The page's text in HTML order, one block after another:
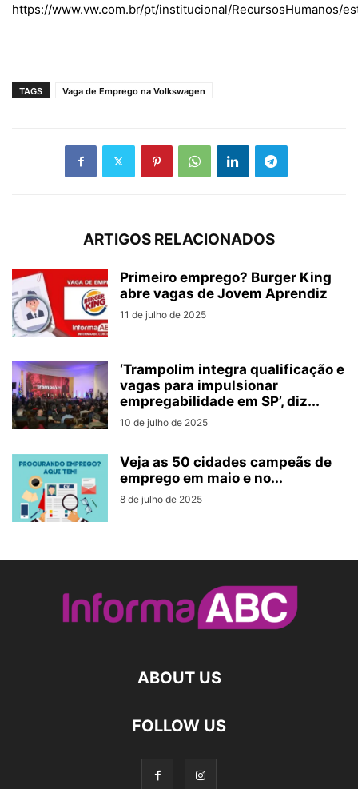
https://www.vw.com.br/pt/institucional/RecursosHumanos/
TAGS Vaga de Emprego na Volkswagen
ARTIGOS RELACIONADOS
Primeiro emprego? Burger King
abre vagas de Jovem Aprendiz
11 de julho de 2025
‘Trampolim integra qualificação e
vagas para impulsionar
empregabilidade em SP’, diz...
10 de julho de 2025
Veja as 50 cidades campeãs de
emprego em maio e no...
8 de julho de 2025
ABOUT US
FOLLOW US